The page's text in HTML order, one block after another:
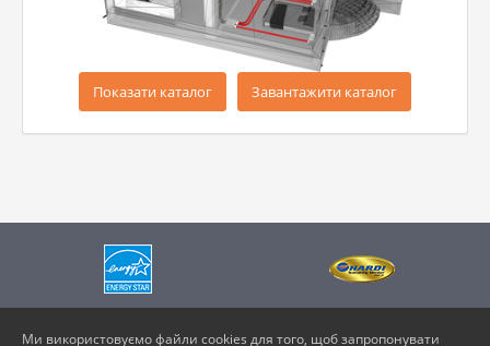
Показати каталог Завантажити каталог
Vents Selector © Всі права захищені
Ми використовуємо файли cookies для того, щоб запропонувати